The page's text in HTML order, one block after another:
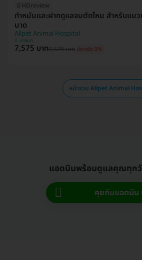
มี HDreview
ทำหมันและฝากดูแลจนตัดไหม สำหรับแม
นาด
Allpet Animal Hospital
บางแค
7,575 บาท7,579 บาท ประหยัด 0%
หน้ารวม Allpet Animal
แอดมินพร้อมดูแลคุณทุกวั
คุยกับแอดมิน